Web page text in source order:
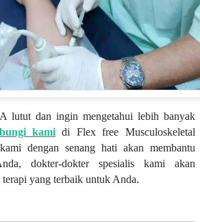
lutut dan ingin mengetahui lebih banyak
kami di Flex free Musculoskeletal
dengan senang hati akan membantu
dokter-dokter spesialis kami akan
yang terbaik untuk Anda.